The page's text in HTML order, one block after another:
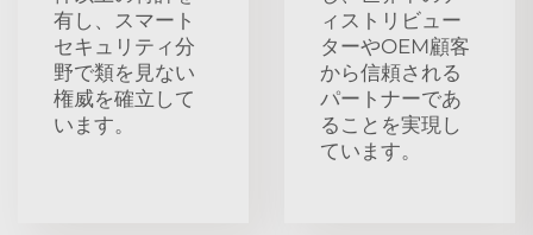
有し、スマート
セキュリティ分
野で類を見ない
権威を確立して
います。
ィストリビュー
ターやOEM顧客
から信頼される
パートナーであ
ることを実現し
ています。